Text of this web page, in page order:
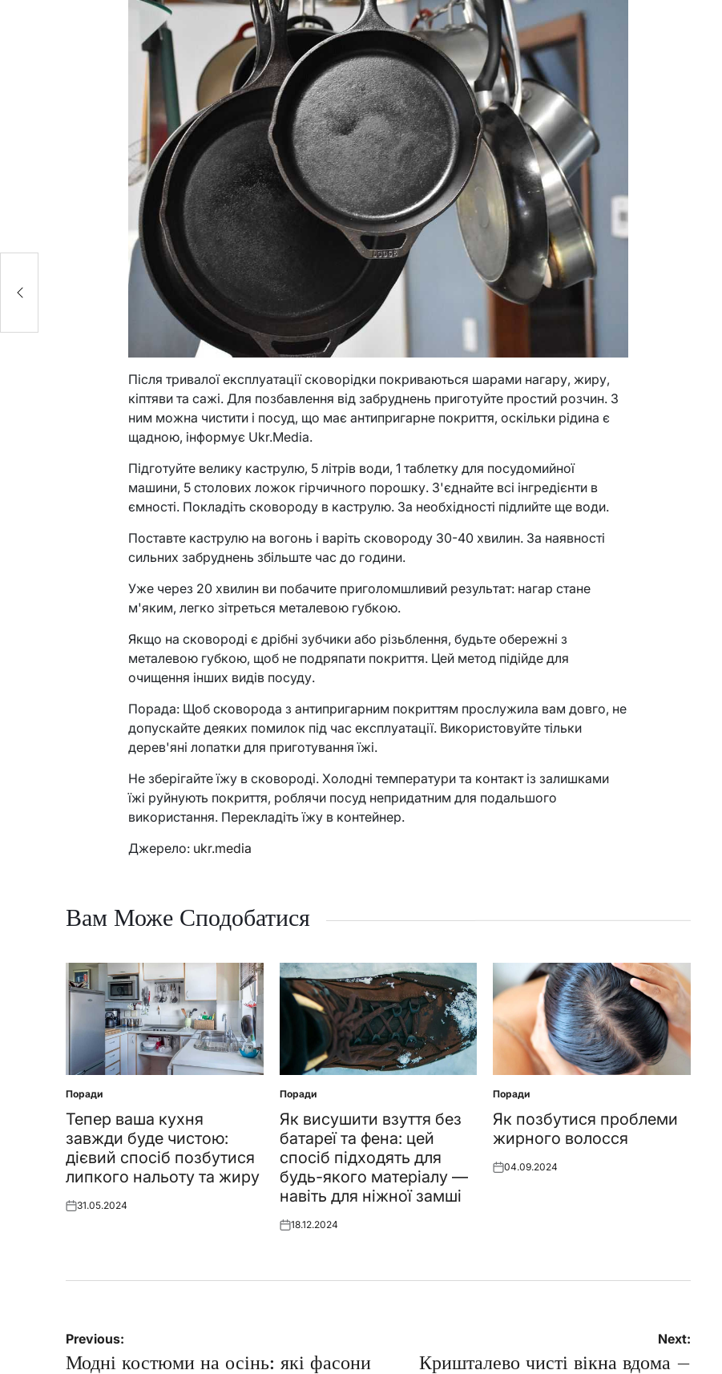
Після тривалої експлуатації сковорідки покриваються шарами нагару, жиру,
кіптяви та сажі. Для позбавлення від забруднень приготуйте простий розчин. З
ним можна чистити і посуд, що має антипригарне покриття, оскільки рідина є
щадною, інформує Ukr.Media.
Підготуйте велику каструлю, 5 літрів води, 1 таблетку для посудомийної
машини, 5 столових ложок гірчичного порошку. З'єднайте всі інгредієнти в
ємності. Покладіть сковороду в каструлю. За необхідності підлийте ще води.
Поставте каструлю на вогонь і варіть сковороду 30-40 хвилин. За наявності
сильних забруднень збільште час до години.
Уже через 20 хвилин ви побачите приголомшливий результат: нагар стане
м'яким, легко зітреться металевою губкою.
Якщо на сковороді є дрібні зубчики або різьблення, будьте обережні з
металевою губкою, щоб не подряпати покриття. Цей метод підійде для
очищення інших видів посуду.
Порада: Щоб сковорода з антипригарним покриттям прослужила вам довго, не
допускайте деяких помилок під час експлуатації. Використовуйте тільки
дерев'яні лопатки для приготування їжі.
Не зберігайте їжу в сковороді. Холодні температури та контакт із залишками
їжі руйнують покриття, роблячи посуд непридатним для подальшого
використання. Перекладіть їжу в контейнер.
Джерело: ukr.media
Вам Може Сподобатися
Posted
in
Поради
Тепер ваша кухня
завжди буде чистою:
дієвий спосіб позбутися
липкого нальоту та жиру
Posted
31.05.2024
Posted
in
Поради
Як висушити взуття без
батареї та фена: цей
спосіб підходять для
будь-якого матеріалу —
навіть для ніжної замші
Posted
18.12.2024
Posted
in
Поради
Як позбутися проблеми
жирного волосся
Posted
04.09.2024
Навігація
записів
Previous:
Модні костюми на осінь: які фасони
Next:
Кришталево чисті вікна вдома –